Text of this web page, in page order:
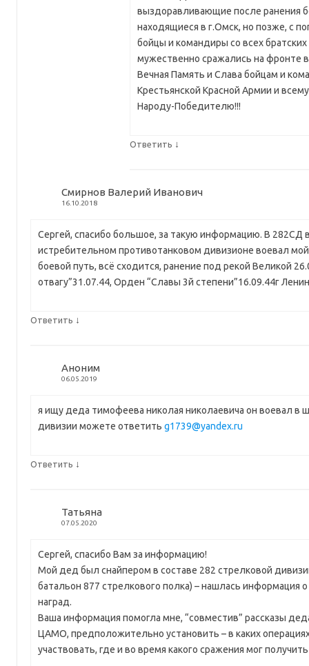
выздоравливающие после ранения
находящиеся в г.Омск, но позже, с
бойцы и командиры со всех
мужественно сражались на фронте
Вечная Память и Слава бойцам и
Крестьянской Красной Армии и
Народу-Победителю!!!
Ответить ↓
Смирнов Валерий Иванович
16.10.2018
Сергей, спасибо большое, за такую информацию. В 282СД
истребительном противотанковом дивизионе воевал
боевой путь, всё сходится, ранение под рекой Великой
отвагу”31.07.44, Орден “Славы 3й степени”16.09.44г
Ответить ↓
Аноним
06.05.2019
я ищу деда тимофеева николая николаевича он воевал в
дивизии можете ответить g1739@yandex.ru
Ответить ↓
Татьяна
07.05.2020
Сергей, спасибо Вам за информацию!
Мой дед был снайпером в составе 282 стрелковой
батальон 877 стрелкового полка) – нашлась
наград.
Ваша информация помогла мне, “совместив” рассказы
ЦАМО, предположительно установить – в каких
участвовать, где и во время какого сражения мог